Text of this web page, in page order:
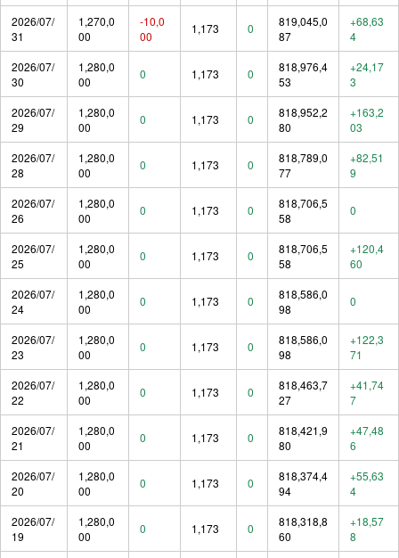
2026/07/
31
1,270,0
00
-10,0
00
1,173 0
819,045,0
87
+68,63
4
2026/07/
30
1,280,0
00
0 1,173 0
818,976,4
53
+24,17
3
2026/07/
29
1,280,0
00
0 1,173 0
818,952,2
80
+163,2
03
2026/07/
28
1,280,0
00
0 1,173 0
818,789,0
77
+82,51
9
2026/07/
26
1,280,0
00
0 1,173 0
818,706,5
58
0
2026/07/
25
1,280,0
00
0 1,173 0
818,706,5
58
+120,4
60
2026/07/
24
1,280,0
00
0 1,173 0
818,586,0
98
0
2026/07/
23
1,280,0
00
0 1,173 0
818,586,0
98
+122,3
71
2026/07/
22
1,280,0
00
0 1,173 0
818,463,7
27
+41,74
7
2026/07/
21
1,280,0
00
0 1,173 0
818,421,9
80
+47,48
6
2026/07/
20
1,280,0
00
0 1,173 0
818,374,4
94
+55,63
4
2026/07/
19
1,280,0
00
0 1,173 0
818,318,8
60
+18,57
8